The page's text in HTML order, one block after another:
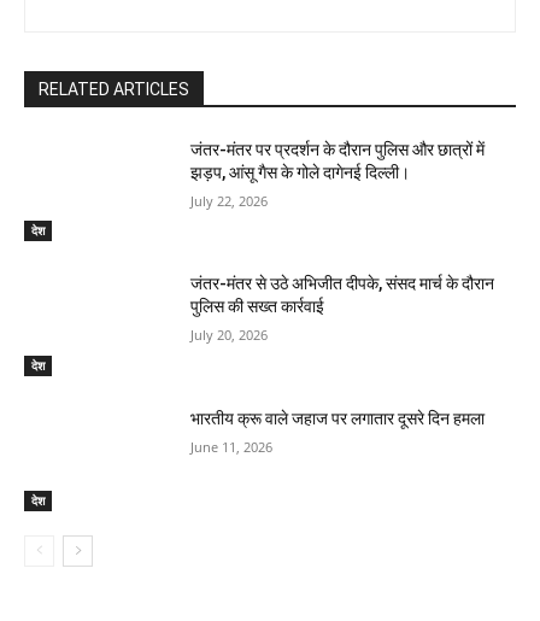
RELATED ARTICLES
देश
जंतर-मंतर पर प्रदर्शन के दौरान पुलिस और छात्रों में
झड़प, आंसू गैस के गोले दागेनई दिल्ली।
July 22, 2026
देश
जंतर-मंतर से उठे अभिजीत दीपके, संसद मार्च के दौरान
पुलिस की सख्त कार्रवाई
July 20, 2026
देश
भारतीय क्रू वाले जहाज पर लगातार दूसरे दिन हमला
June 11, 2026